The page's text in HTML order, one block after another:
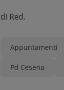
di Red.
Appuntamenti
Pd Cesena